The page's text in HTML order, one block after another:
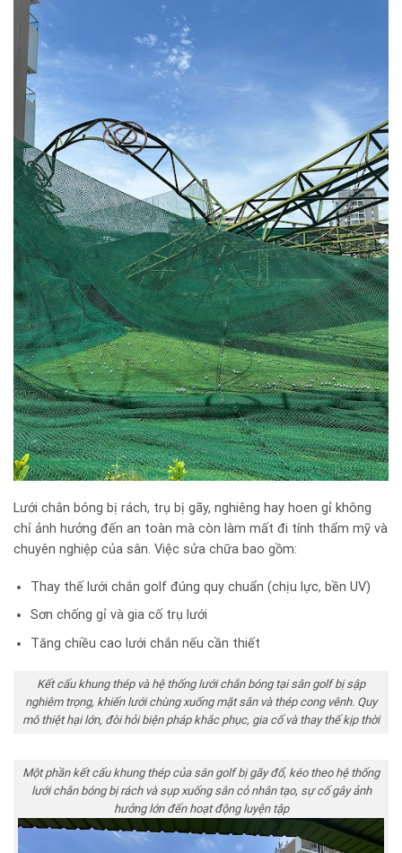
Lưới chắn bóng bị rách, trụ bị gãy, nghiêng hay hoen gỉ không
chỉ ảnh hưởng đến an toàn mà còn làm mất đi tính thẩm mỹ và
chuyên nghiệp của sân. Việc sửa chữa bao gồm:
Thay thế lưới chắn golf đúng quy chuẩn (chịu lực, bền UV)
Sơn chống gỉ và gia cố trụ lưới
Tăng chiều cao lưới chắn nếu cần thiết
Kết cấu khung thép và hệ thống lưới chắn bóng tại sân golf bị sập
nghiêm trọng, khiến lưới chùng xuống mặt sân và thép cong vênh. Quy
mô thiệt hại lớn, đòi hỏi biện pháp khắc phục, gia cố và thay thế kịp thời
Một phần kết cấu khung thép của sân golf bị gãy đổ, kéo theo hệ thống
lưới chắn bóng bị rách và sụp xuống sân cỏ nhân tạo, sự cố gây ảnh
hưởng lớn đến hoạt động luyện tập